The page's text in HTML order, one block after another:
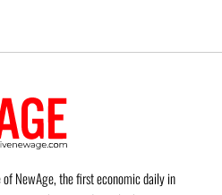
of NewAge, the first economic daily in